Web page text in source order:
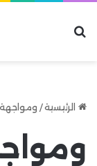
الرئيسية/